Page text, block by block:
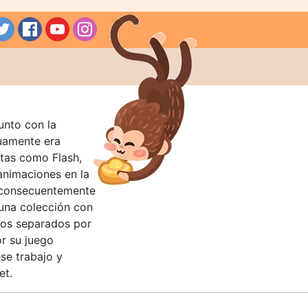
con la
era
como Flash,
en la
colección con
separados por
su juego
trabajo y